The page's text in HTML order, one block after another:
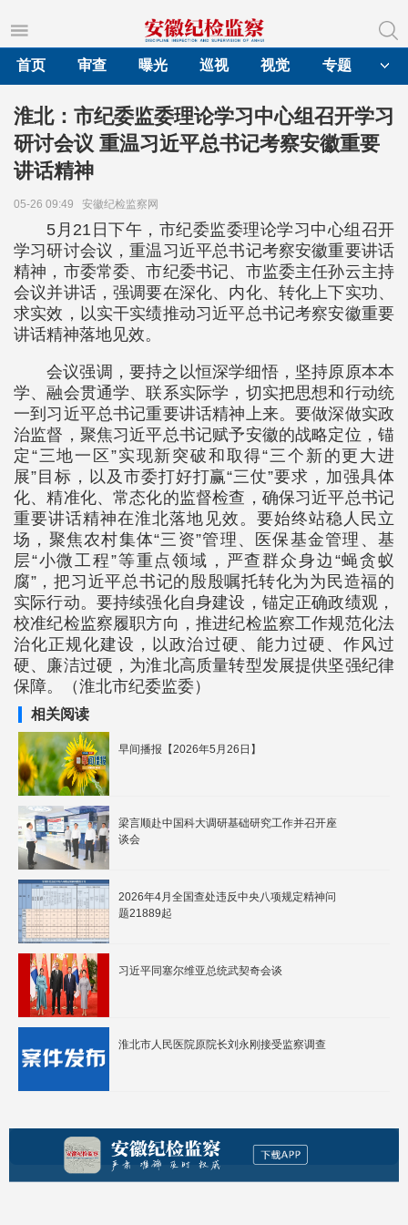
首页
审查 曝光 巡视 视觉 专题
淮北：市纪委监委理论学习中心组召开学习
研讨会议 重温习近平总书记考察安徽重要
讲话精神
05-26 09:49 安徽纪检监察网
5月21日下午，市纪委监委理论学习中心组召开
学习研讨会议，重温习近平总书记考察安徽重要讲话
精神，市委常委、市纪委书记、市监委主任孙云主持
会议并讲话，强调要在深化、内化、转化上下实功、
求实效，以实干实绩推动习近平总书记考察安徽重要
讲话精神落地见效。
会议强调，要持之以恒深学细悟，坚持原原本本
学、融会贯通学、联系实际学，切实把思想和行动统
一到习近平总书记重要讲话精神上来。要做深做实政
治监督，聚焦习近平总书记赋予安徽的战略定位，锚
定“三地一区”实现新突破和取得“三个新的更大进
展”目标，以及市委打好打赢“三仗”要求，加强具体
化、精准化、常态化的监督检查，确保习近平总书记
重要讲话精神在淮北落地见效。要始终站稳人民立
场，聚焦农村集体“三资”管理、医保基金管理、基
层“小微工程”等重点领域，严查群众身边“蝇贪蚁
腐”，把习近平总书记的殷殷嘱托转化为为民造福的
实际行动。要持续强化自身建设，锚定正确政绩观，
校准纪检监察履职方向，推进纪检监察工作规范化法
治化正规化建设，以政治过硬、能力过硬、作风过
硬、廉洁过硬，为淮北高质量转型发展提供坚强纪律
保障。（淮北市纪委监委）
相关阅读
早间播报【2026年5月26日】
梁言顺赴中国科大调研基础研究工作并召开座
谈会
2026年4月全国查处违反中央八项规定精神问
题21889起
习近平同塞尔维亚总统武契奇会谈
淮北市人民医院原院长刘永刚接受监察调查